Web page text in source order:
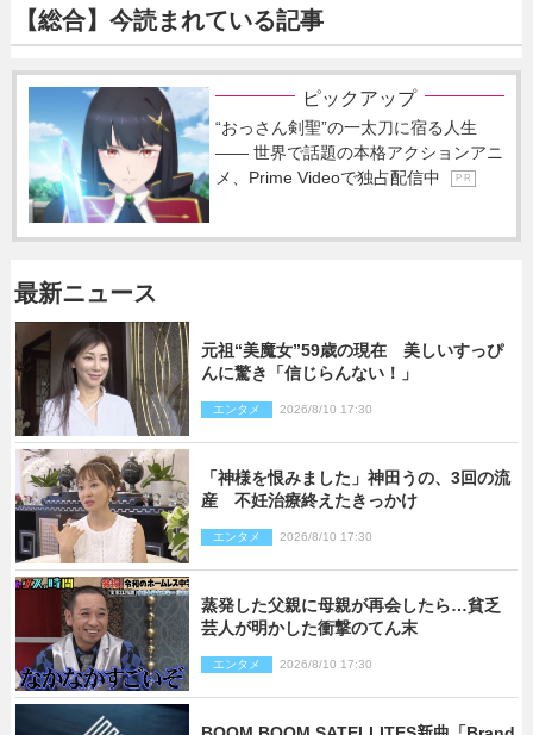
【総合】今読まれている記事
ピックアップ
“おっさん剣聖”の一太刀に宿る人生
―― 世界で話題の本格アクションアニ
メ、Prime Videoで独占配信中
P R
最新ニュース
元祖“美魔女”59歳の現在 美しいすっぴ
んに驚き「信じらんない！」
エンタメ 2026/8/10 17:30
「神様を恨みました」神田うの、3回の流
産 不妊治療終えたきっかけ
エンタメ 2026/8/10 17:30
蒸発した父親に母親が再会したら…貧乏
芸人が明かした衝撃のてん末
エンタメ 2026/8/10 17:30